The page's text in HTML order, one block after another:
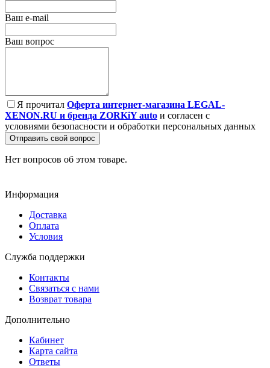
Ваш e-mail
Ваш вопрос
Я прочитал Оферта интернет-магазина LEGAL-
XENON.RU и бренда ZORKiY auto и согласен с
условиями безопасности и обработки персональных данных
Отправить свой вопрос
Нет вопросов об этом товаре.
Информация
Доставка
Оплата
Условия
Служба поддержки
Контакты
Связаться с нами
Возврат товара
Дополнительно
Кабинет
Карта сайта
Ответы